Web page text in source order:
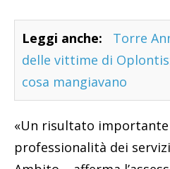
Leggi anche:
Torre
delle vittime di
cosa mangiavano
«Un risultato
professionalità dei